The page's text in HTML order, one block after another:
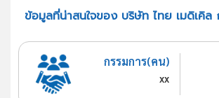
ข้อมูลที่น่าสนใจของ บริษัท ไทย เมดิเคิล
กรรมการ(คน)
xx